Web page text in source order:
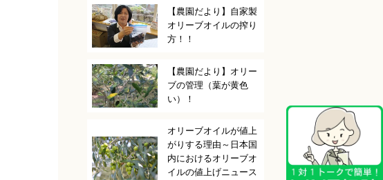
【農園だより】自家製
オリーブオイルの搾り
方！！
【農園だより】オリー
ブの管理（葉が黄色
い）！
オリーブオイルが値上
がりする理由～日本国
内におけるオリーブオ
イルの値上げニュース